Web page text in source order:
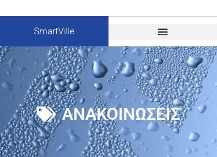
SmartVille
ΑΝΑΚΟΙΝΩΣΕΙΣ